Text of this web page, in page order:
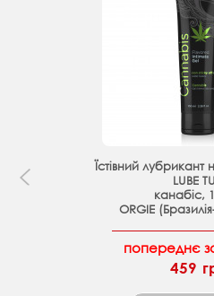
Їстівний лубрикант
LUBE
канабіс,
ORGIE
попереднє
459